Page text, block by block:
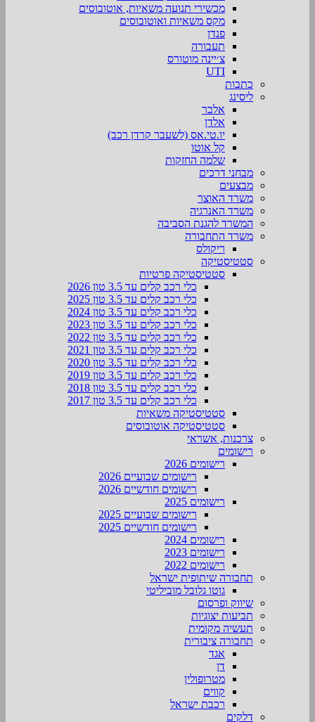
מכשירי תנועה משאיות, אוטובוסים
מקס משאיות ואוטובוסים
פנדן
תעבורה
צ׳יינה מוטורס
UTI
כתבות
ליסינג
אלבר
אלדן
יו.טי.אס (לשעבר קרדן רכב)
קל אוטו
שלמה החזקות
מבחני דרכים
מבצעים
משרד האוצר
משרד האנרגיה
המשרד להגנת הסביבה
משרד התחבורה
ריקולס
סטטיסטיקה
סטטיסטיקה פרטיות
כלי רכב קלים עד 3.5 טון 2026
כלי רכב קלים עד 3.5 טון 2025
כלי רכב קלים עד 3.5 טון 2024
כלי רכב קלים עד 3.5 טון 2023
כלי רכב קלים עד 3.5 טון 2022
כלי רכב קלים עד 3.5 טון 2021
כלי רכב קלים עד 3.5 טון 2020
כלי רכב קלים עד 3.5 טון 2019
כלי רכב קלים עד 3.5 טון 2018
כלי רכב קלים עד 3.5 טון 2017
סטטיסטיקה משאיות
סטטיסטיקה אוטובוסים
צרכנות, אשראי
רישומים
רישומים 2026
רישומים שבועיים 2026
רישומים חודשיים 2026
רישומים 2025
רישומים שבועיים 2025
רישומים חודשיים 2025
רישומים 2024
רישומים 2023
רישומים 2022
תחבורה שיתופית ישראל
גוטו גלובל מוביליטי
שיווק ופרסום
תביעות יצוגיות
תעשיה מקומית
תחבורה ציבורית
אגד
דן
מטרופולין
קווים
רכבת ישראל
דלקים